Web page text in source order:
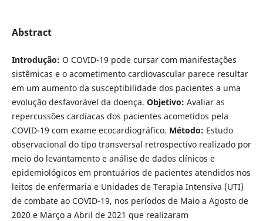
Abstract
Introdução: O COVID-19 pode cursar com manifestações
sistêmicas e o acometimento cardiovascular parece resultar
em um aumento da susceptibilidade dos pacientes a uma
evolução desfavorável da doença. Objetivo: Avaliar as
repercussões cardíacas dos pacientes acometidos pela
COVID-19 com exame ecocardiográfico. Método: Estudo
observacional do tipo transversal retrospectivo realizado por
meio do levantamento e análise de dados clínicos e
epidemiológicos em prontuários de pacientes atendidos nos
leitos de enfermaria e Unidades de Terapia Intensiva (UTI)
de combate ao COVID-19, nos períodos de Maio a Agosto de
2020 e Março a Abril de 2021 que realizaram